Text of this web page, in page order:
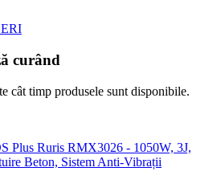
curând
cât timp produsele sunt disponibile.